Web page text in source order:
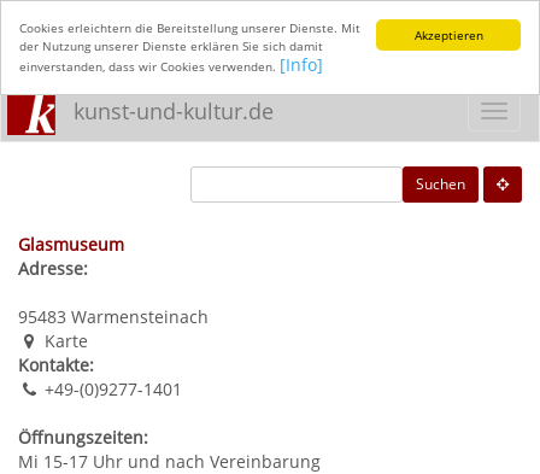
Akzeptieren
Cookies erleichtern die Bereitstellung unserer Dienste. Mit
der Nutzung unserer Dienste erklären Sie sich damit
einverstanden, dass wir Cookies verwenden. [Info]
kunst-und-kultur.de
Suchen
Glasmuseum
Adresse:
95483 Warmensteinach
Karte
Kontakte:
+49-(0)9277-1401
Öffnungszeiten:
Mi 15-17 Uhr und nach Vereinbarung